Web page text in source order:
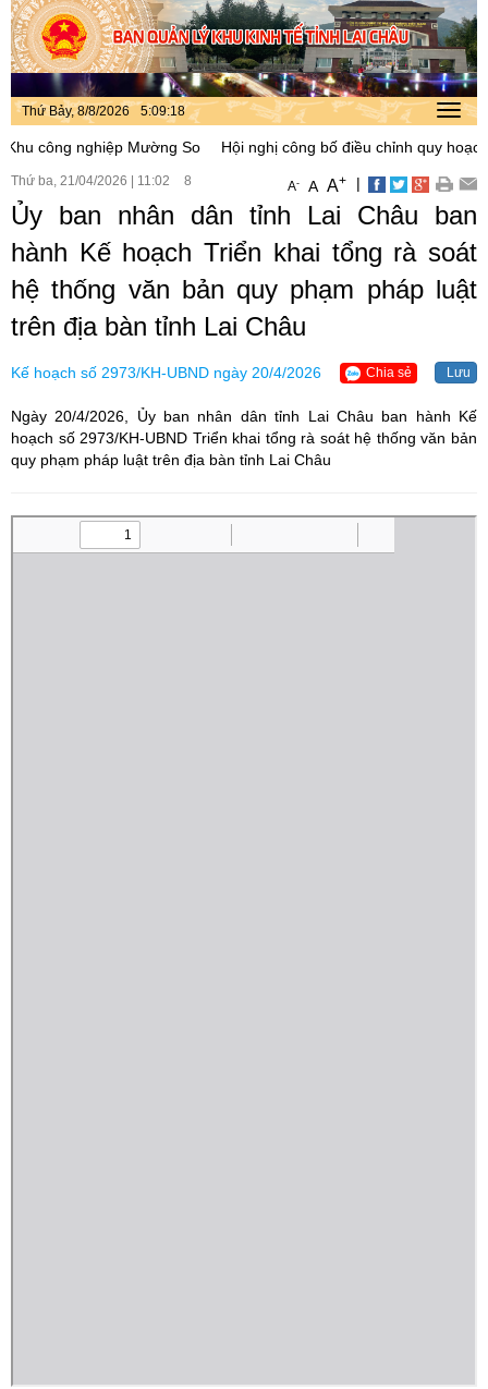
Thứ Bảy, 8/8/2026 5:09:18
nghiệp Mường So Hội nghị công bố điều chỉnh quy hoạch
Thứ ba, 21/04/2026 11:02 8 A- A A+ |
Ủy ban nhân dân tỉnh Lai Châu ban
hành Kế hoạch Triển khai tổng rà soát
hệ thống văn bản quy phạm pháp luật
trên địa bàn tỉnh Lai Châu
Kế hoạch số 2973/KH-UBND ngày 20/4/2026 Chia sẻ Lưu
Ngày 20/4/2026, Ủy ban nhân dân tỉnh Lai Châu ban hành Kế
hoạch số 2973/KH-UBND Triển khai tổng rà soát hệ thống văn bản
quy phạm pháp luật trên địa bàn tỉnh Lai Châu